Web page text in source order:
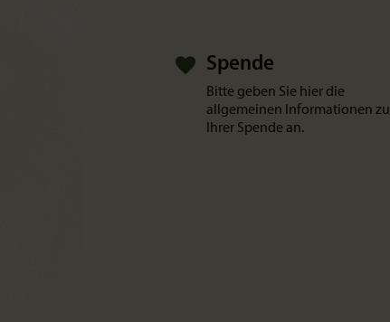
Spende
Bitte geben Sie hier die
allgemeinen Informationen zu
Ihrer Spende an.